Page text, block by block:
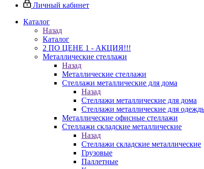
Личный кабинет
Каталог
Назад
Каталог
2 ПО ЦЕНЕ 1 - АКЦИЯ!!!
Металлические стеллажи
Назад
Металлические стеллажи
Стеллажи металлические для дома
Назад
Стеллажи металлические для дома
Стеллажи металлические для
Металлические офисные стеллажи
Стеллажи складские металлические
Назад
Стеллажи складские металлические
Грузовые
Паллетные